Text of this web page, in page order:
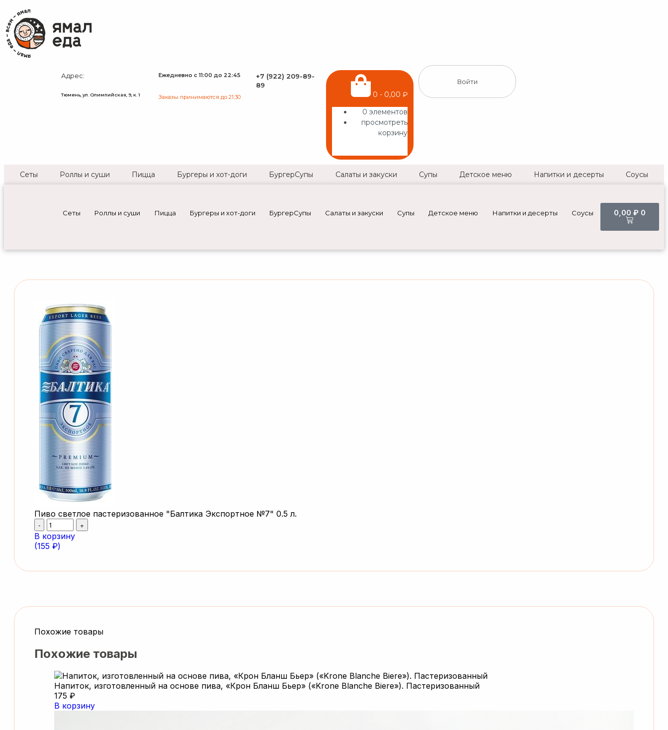
Адрес:
Тюмень, ул. Олимпийская, 9, к. 1
Ежедневно с 11:00 до 22:45
Заказы принимаются до 21:30
+7 (922) 209-89-
89
0 - 0,00 ₽
0 элементов
просмотреть
корзину
Войти
Сеты Роллы и суши Пицца Бургеры и хот-доги БургерСупы Салаты и закуски Супы Детское меню Напитки и десерты Соусы
Сеты Роллы и суши Пицца Бургеры и хот-доги БургерСупы Салаты и закуски Супы Детское меню Напитки и десерты Соусы 0,00 ₽ 0
Пиво светлое пастеризованное "Балтика Экспортное №7" 0.5 л.
- +
В корзину
(155 ₽)
Похожие товары
Похожие товары
Напиток, изготовленный на основе пива, «Крон Бланш Бьер» («Krone Blanche Biere»). Пастеризованный
175 ₽
В корзину